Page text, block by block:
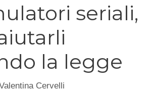
seriali,
la legge
Cervelli